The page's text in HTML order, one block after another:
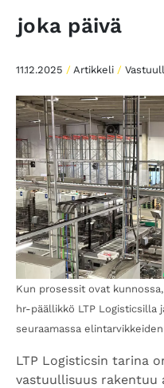
joka päivä
11.12.2025 / Artikkeli /
Kun prosessit ovat
hr-päällikkö LTP Logisticsilla
seuraamassa
LTP Logisticsin tarina
vastuullisuus rakentuu